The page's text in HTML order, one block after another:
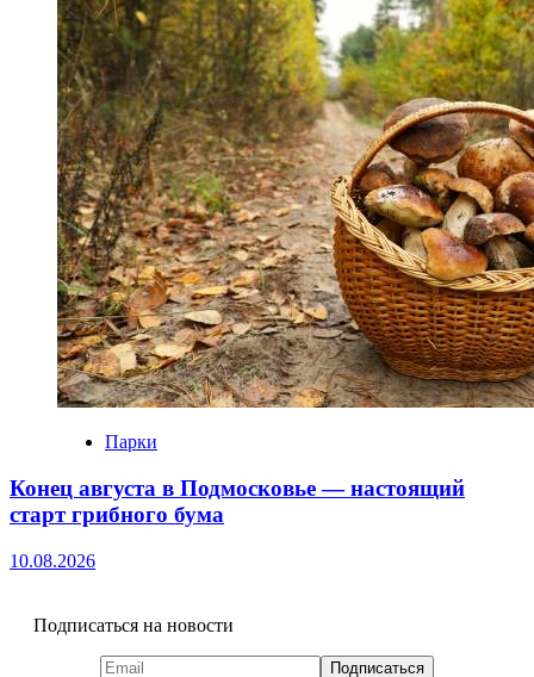
Парки
Конец августа в Подмосковье — настоящий
старт грибного бума
10.08.2026
Подписаться на новости